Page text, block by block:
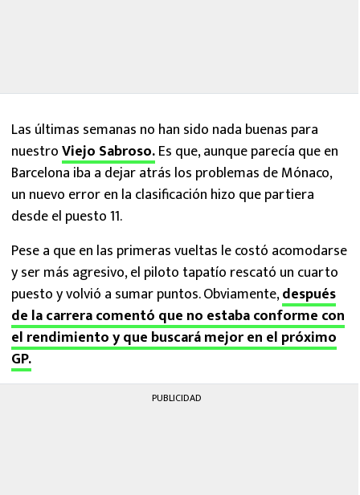
Las últimas semanas no han sido nada buenas para
nuestroViejo Sabroso.Es que, aunque parecía que en
Barcelona iba a dejar atrás los problemas de Mónaco,
un nuevo error en la clasificación hizo que partiera
desde el puesto 11.
Pese a que en las primeras vueltas le costó acomodarse
y ser más agresivo, el piloto tapatío rescató un cuarto
puesto y volvió a sumar puntos. Obviamente,después
de la carrera comentó que no estaba conforme con
el rendimiento y que buscará mejor en el próximo
GP.
PUBLICIDAD